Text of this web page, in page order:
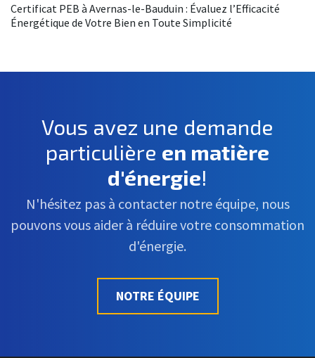
Certificat PEB à Avernas-le-Bauduin : Évaluez l’Efficacité
Énergétique de Votre Bien en Toute Simplicité
Vous avez une demande
particulière en matière
d'énergie!
N'hésitez pas à contacter notre équipe, nous
pouvons vous aider à réduire votre consommation
d'énergie.
NOTRE ÉQUIPE